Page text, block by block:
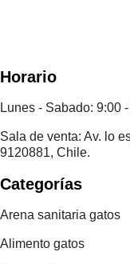
Horario
Lunes - Sabado: 9:00
Sala de venta: Av. lo
9120881, Chile.
Categorías
Arena sanitaria gatos
Alimento gatos